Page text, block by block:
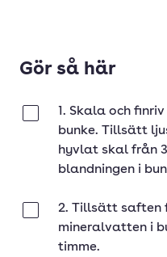
Gör så här
1. Skala och
bunke. Tillsätt
hyvlat skal från
blandningen i
2. Tillsätt saften
mineralvatten i
timme.